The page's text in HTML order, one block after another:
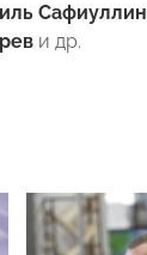
Сафиуллин
и др.